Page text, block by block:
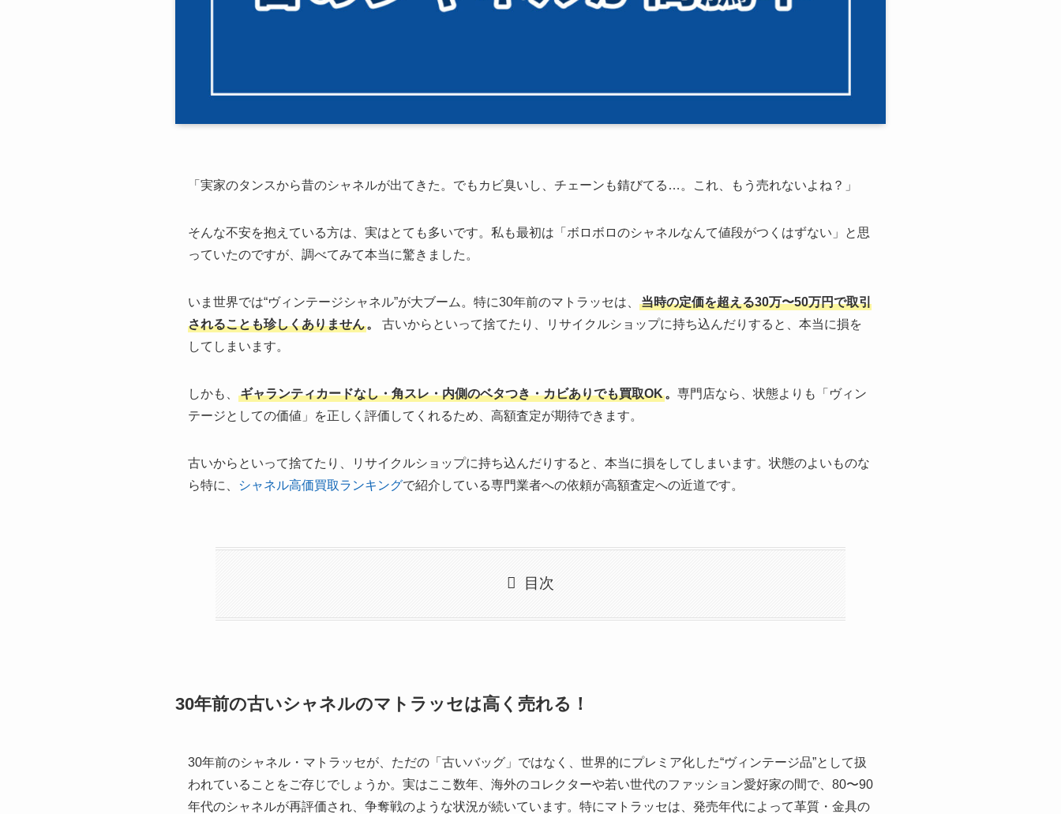
「実家のタンスから昔のシャネルが出てきた。でもカビ臭いし、チェーンも錆びてる…。これ、もう売れないよね？」
そんな不安を抱えている方は、実はとても多いです。私も最初は「ボロボロのシャネルなんて値段がつくはずない」と思
っていたのですが、調べてみて本当に驚きました。
いま世界では“ヴィンテージシャネル”が大ブーム。特に30年前のマトラッセは、
当時の定価を超える30万〜50万円で取引
されることも珍しくありません。
古いからといって捨てたり、リサイクルショップに持ち込んだりすると、本当に損を
してしまいます。
しかも、 ギャランティカードなし・角スレ・内側のベタつき・カビありでも買取OK。 専門店なら、状態よりも「ヴィン
テージとしての価値」を正しく評価してくれるため、高額査定が期待できます。
古いからといって捨てたり、リサイクルショップに持ち込んだりすると、本当に損をしてしまいます。状態のよいものな
ら特に、
シャネル高価買取ランキングで紹介している専門業者への依頼が高額査定への近道です。
目次
30年前の古いシャネルのマトラッセは高く売れる ！
30年前のシャネル・マトラッセが、ただの「古いバッグ」ではなく、世界的にプレミア化した“ヴィンテージ品”として扱
われていることをご存じでしょうか。実はここ数年、海外のコレクターや若い世代のファッション愛好家の間で、80〜90
年代のシャネルが再評価され、争奪戦のような状況が続いています。特にマトラッセは、発売年代によって革質・金具の